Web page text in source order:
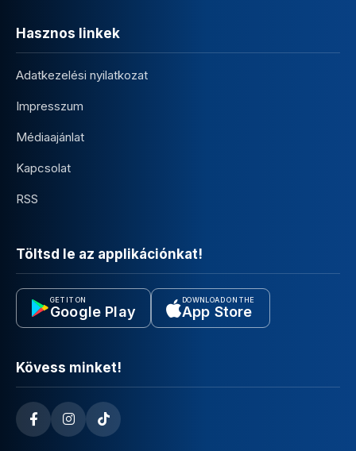
Hasznos linkek
Adatkezelési nyilatkozat
Impresszum
Médiaajánlat
Kapcsolat
RSS
Töltsd le az applikációnkat!
GET IT ON
Google Play
DOWNLOAD ON THE
App Store
Kövess minket!